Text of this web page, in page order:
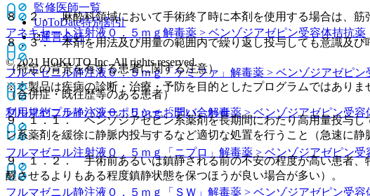
アネキセート注射液０．５ｍｇ 解毒薬 > ベンゾジアゼピン受容体拮抗薬
フルマゼニル静注液０．５ｍｇ「ケミファ」 解毒薬 > ベンゾジアゼピン
フルマゼニル静注液０．５ｍｇ「テバ」解毒薬 > ベンゾジアゼピン受容
フルマゼニル注射液０．５ｍｇ「ニプロ」 解毒薬 > ベンゾジアゼピン受
フルマゼニル静注液０．５ｍｇ「ＳＷ」 解毒薬 > ベンゾジアゼピン受容
８．２． 麻酔科領域において手術終了時に本剤を使用する場合は、筋
８．３． 本剤を用法及び用量の範囲内で繰り返し投与しても意識及
（特定の背景を有する患者に関する注意）
（合併症・既往歴等のある患者）
９．１．１． ベンゾジアゼピン系薬剤を長期間にわたり高用量投与
ン系薬剤を緩徐に静脈内投与するなど適切な処置を行うこと（急速に
９．１．２． 手術前あるいは鎮静される前の不安の程度が高い患者
醒させるよりもある程度鎮静状態を保つほうが良い場合が多い）。
監修医師一覧
UpToDate特別割引
運営会社
© 2021 HOKUTO Inc. All rights reserved.
※本製品は疾病の診断・治療・予防を目的としたプログラムではありま
利用規約プライバシーポリシーお問い合わせ